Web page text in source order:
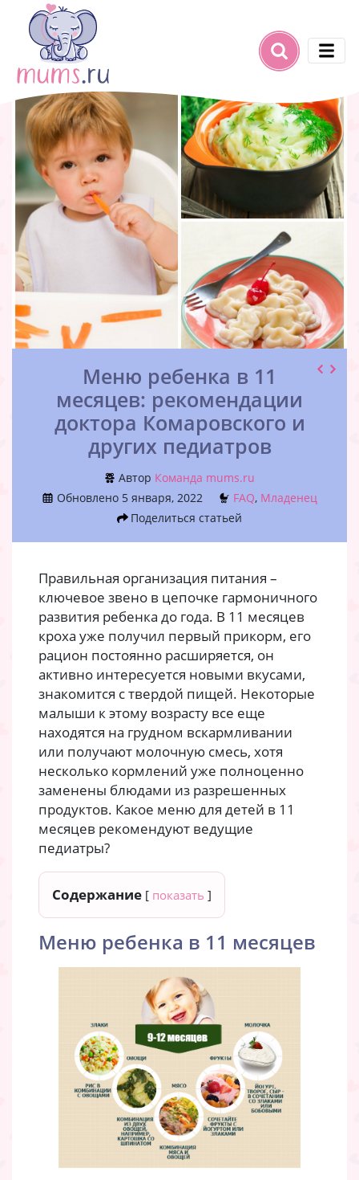
Меню ребенка в 11
месяцев: рекомендации
доктора Комаровского и
других педиатров
Автор Команда mums.ru
Обновлено 5 января, 2022 FAQ, Младенец
Поделиться статьей
Правильная организация питания –
ключевое звено в цепочке гармоничного
развития ребенка до года. В 11 месяцев
кроха уже получил первый прикорм, его
рацион постоянно расширяется, он
активно интересуется новыми вкусами,
знакомится с твердой пищей. Некоторые
малыши к этому возрасту все еще
находятся на грудном вскармливании
или получают молочную смесь, хотя
несколько кормлений уже полноценно
заменены блюдами из разрешенных
продуктов. Какое меню для детей в 11
месяцев рекомендуют ведущие
педиатры?
Содержание [ показать ]
Меню ребенка в 11 месяцев